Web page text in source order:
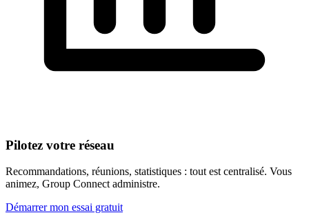
Pilotez votre réseau
Recommandations, réunions, statistiques : tout est centralisé. Vous
animez, Group Connect administre.
Démarrer mon essai gratuit